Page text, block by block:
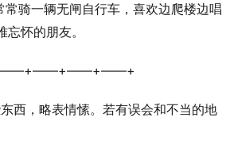
骑一辆无闸自行车，喜欢边爬楼边唱
怀的朋友。
西，略表情愫。若有误会和不当的地